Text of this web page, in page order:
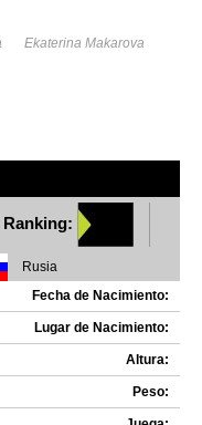
Ekaterina Makarova
Rusia
Fecha de Nacimiento:
Lugar de Nacimiento:
Altura:
Peso: